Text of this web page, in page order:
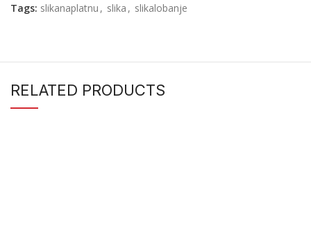
Tags: slikanaplatnu , slika , slikalobanje
RELATED PRODUCTS